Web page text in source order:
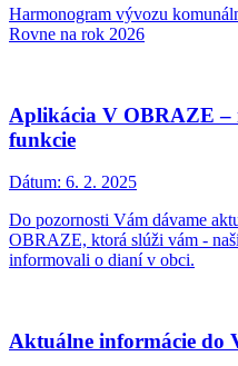
Harmonogram vývozu
Rovne na rok 2026
Aplikácia V OBRAZE –
funkcie
Dátum: 6. 2. 2025
Do pozornosti Vám dávame
OBRAZE, ktorá slúži vám -
informovali o dianí v obci.
Aktuálne informácie do